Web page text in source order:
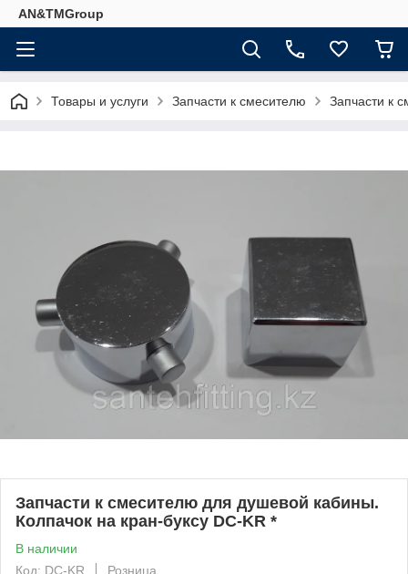
AN&TMGroup
Товары и услуги Запчасти к смесителю Запчасти к
Запчасти к смесителю для душевой кабины.
Колпачок на кран-буксу DC-KR *
В наличии
Код: DC-KR
Розница